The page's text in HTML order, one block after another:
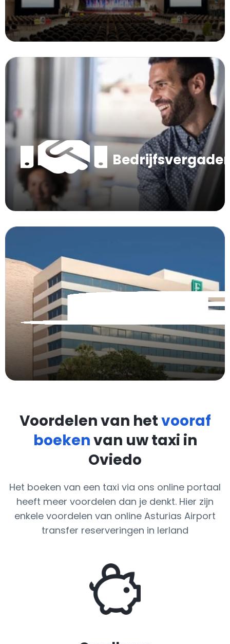
Voordelen van hetvooraf
boekenvan uw taxi in
Oviedo
Het boeken van een taxi via ons online portaal
heeft meer voordelen dan je denkt. Hier zijn
enkele voordelen van online Asturias Airport
transfer reserveringen in Ierland